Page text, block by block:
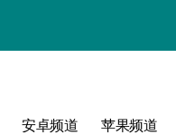
安卓频道 苹果频道